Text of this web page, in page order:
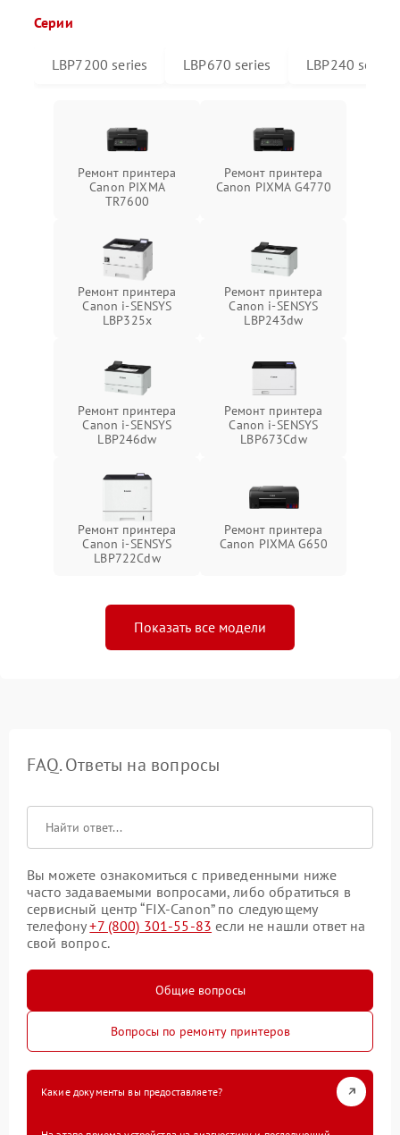
Серии
LBP7200 series LBP670 series LBP240 series
Ремонт принтера
Canon PIXMA
TR7600
Ремонт принтера
Canon PIXMA G4770
Ремонт принтера
Canon i-SENSYS
LBP325x
Ремонт принтера
Canon i-SENSYS
LBP243dw
Ремонт принтера
Canon i-SENSYS
LBP246dw
Ремонт принтера
Canon i-SENSYS
LBP673Cdw
Ремонт принтера
Canon i-SENSYS
LBP722Cdw
Ремонт принтера
Canon PIXMA G650
Показать все модели
FAQ. Ответы на вопросы
Вы можете ознакомиться с приведенными ниже
часто задаваемыми вопросами, либо обратиться в
сервисный центр “FIX-Canon” по следующему
телефону+7 (800) 301-55-83 если не нашли ответ на
свой вопрос.
Общие вопросы
Вопросы по ремонту принтеров
Какие документы вы предоставляете?